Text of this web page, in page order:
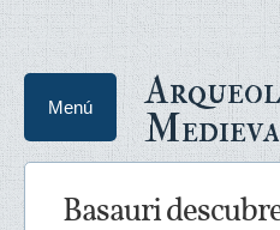
Menú
Basauri